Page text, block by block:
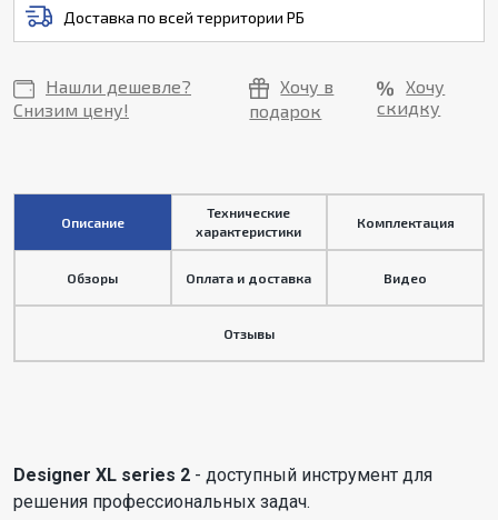
Доставка по всей территории РБ
Нашли дешевле?
Снизим цену!
Хочу в
подарок
Хочу
скидку
Описание
Технические
характеристики
Комплектация
Обзоры Оплата и доставка Видео
Отзывы
Designer XL series 2 - доступный инструмент для
решения профессиональных задач.